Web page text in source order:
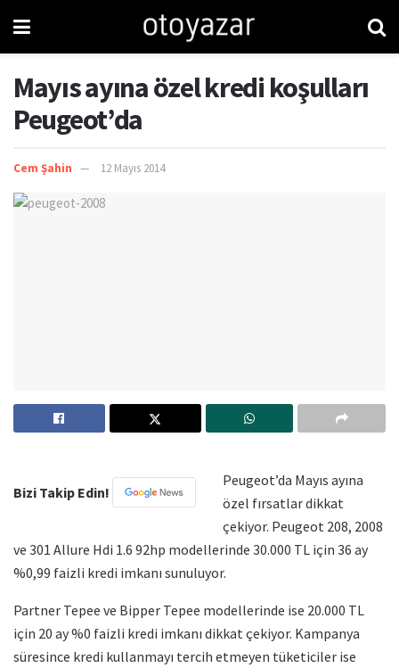
Mayıs ayına özel kredi koşulları
Peugeot’da
Cem Şahin 12 Mayıs 2014
Bizi Takip Edin!
Peugeot’da Mayıs ayına
özel fırsatlar dikkat
çekiyor. Peugeot 208, 2008
ve 301 Allure Hdi 1.6 92hp modellerinde 30.000 TL için 36 ay
%0,99 faizli kredi imkanı sunuluyor.
Partner Tepee ve Bipper Tepee modellerinde ise 20.000 TL
için 20 ay %0 faizli kredi imkanı dikkat çekiyor. Kampanya
süresince kredi kullanmayı tercih etmeyen tüketiciler ise